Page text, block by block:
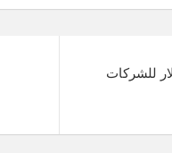
مليون دولار للشركات